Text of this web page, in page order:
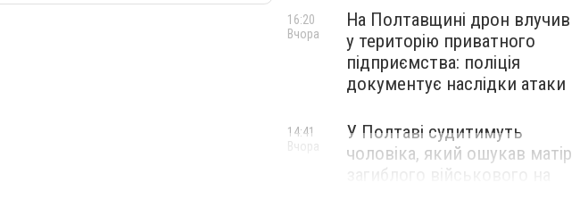
На Полтавщині дрон влучив
у територію приватного
підприємства: поліція
документує наслідки атаки
16:20
Вчора
У Полтаві судитимуть
чоловіка, який ошукав матір
загиблого військового на
14:41
Вчора